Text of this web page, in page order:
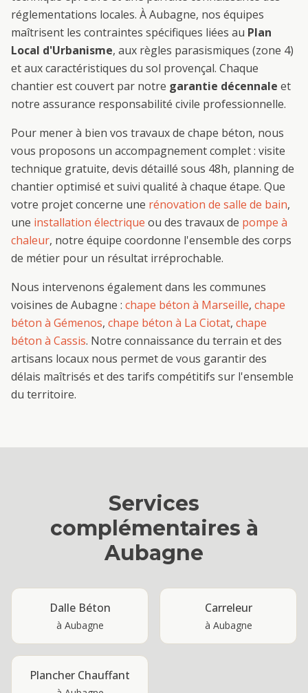
réglementations locales. ÀAubagne, nos équipes
maîtrisent les contraintes spécifiques liées au Plan
Local d'Urbanisme, aux règles parasismiques (zone 4)
et aux caractéristiques du sol provençal. Chaque
chantier est couvert par notre garantie décennale et
notre assurance responsabilité civile professionnelle.
Pour mener à bien vos travaux de chape béton, nous
vous proposons un accompagnement complet : visite
technique gratuite, devis détaillé sous 48h, planning de
chantier optimisé et suivi qualité à chaque étape. Que
votre projet concerne une rénovation de salle de bain,
une installation électrique ou des travaux de pompe à
chaleur, notre équipe coordonne l'ensemble des corps
de métier pour un résultat irréprochable.
Nous intervenons également dans les communes
voisines de Aubagne : chape béton à Marseille, chape
béton à Gémenos, chape béton à La Ciotat, chape
béton à Cassis. Notre connaissance du terrain et des
artisans locaux nous permet de vous garantir des
délais maîtrisés et des tarifs compétitifs sur l'ensemble
du territoire.
Services
complémentaires à
Aubagne
Dalle Béton
à Aubagne
Carreleur
à Aubagne
Plancher Chauffant